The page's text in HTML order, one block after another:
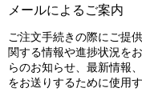
メールによるご案内
ご注文手続きの際にご提
関する情報や進捗状況を
らのお知らせ、最新情報
をお送りするために使用